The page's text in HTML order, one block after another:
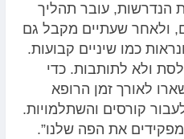
הנדרשות, עובר תהליך
ולאחר שעתיים מקבל גם
כמו שיניים קבועות.
ולא לתותבות. כדי
לאורך זמן הרופא
קורסים והשתלמויות.
מפקידים את הפה שלנו”.